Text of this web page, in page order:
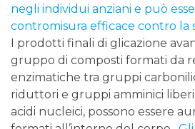
negli individui anziani e può
contromisura efficace contro la
I prodotti finali di glicazione
gruppo di composti formati da
enzimatiche tra gruppi
riduttori e gruppi amminici
acidi nucleici, possono essere